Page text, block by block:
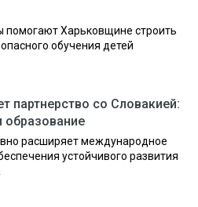
Харьковщине строить
обучения детей
партнерство со Словакией:
образование
расширяет международное
устойчивого развития